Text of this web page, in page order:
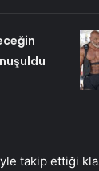
takip ettiği